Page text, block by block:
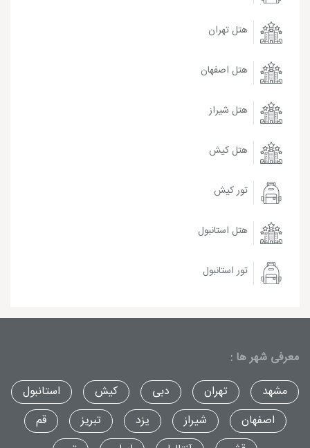
هتل تهران
هتل اصفهان
هتل شیراز
هتل کیش
تور کیش
هتل استانبول
تور استانبول
معرفی شهر ها :
مشهد
تهران دبی کیش
استانبول
اصفهان
شیراز یزد تبریز
قم